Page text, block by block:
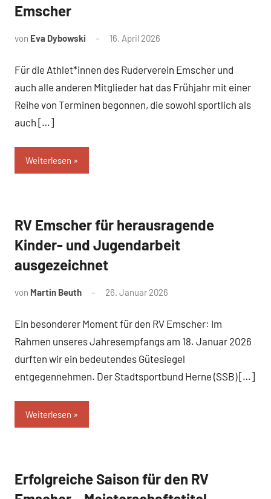
Emscher
von Eva Dybowski 16. April 2026
Für die Athlet*innen des Ruderverein Emscher und
auch alle anderen Mitglieder hat das Frühjahr mit einer
Reihe von Terminen begonnen, die sowohl sportlich als
auch […]
Weiterlesen
News
RV Emscher für herausragende
Kinder- und Jugendarbeit
ausgezeichnet
von Martin Beuth 26. Januar 2026
Ein besonderer Moment für den RV Emscher: Im
Rahmen unseres Jahresempfangs am 18. Januar 2026
durften wir ein bedeutendes Gütesiegel
entgegennehmen. Der Stadtsportbund Herne (SSB) […]
Weiterlesen
News
Erfolgreiche Saison für den RV